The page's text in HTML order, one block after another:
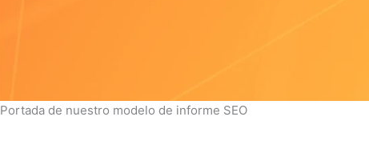
Portada de nuestro modelo de informe SEO